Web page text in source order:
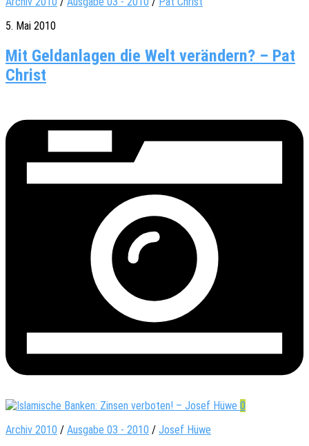
5. Mai 2010
Mit Geldanlagen die Welt verändern? – Pat
Christ
0
Archiv 2010 / Ausgabe 03 - 2010 / Josef Hüwe